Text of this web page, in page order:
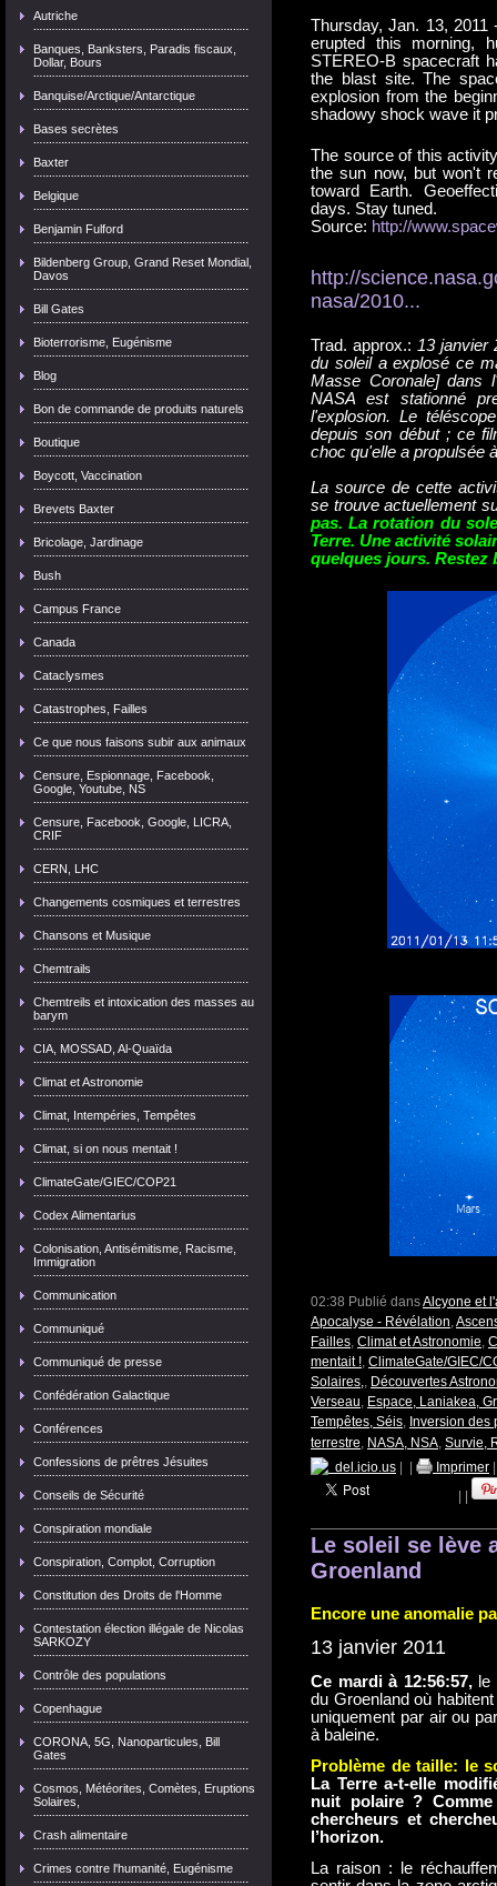
Autriche
Banques, Banksters, Paradis fiscaux,
Dollar, Bours
Banquise/Arctique/Antarctique
Bases secrètes
Baxter
Belgique
Benjamin Fulford
Bildenberg Group, Grand Reset Mondial,
Davos
Bill Gates
Bioterrorisme, Eugénisme
Blog
Bon de commande de produits naturels
Boutique
Boycott, Vaccination
Brevets Baxter
Bricolage, Jardinage
Bush
Campus France
Canada
Cataclysmes
Catastrophes, Failles
Ce que nous faisons subir aux animaux
Censure, Espionnage, Facebook,
Google, Youtube, NS
Censure, Facebook, Google, LICRA,
CRIF
CERN, LHC
Changements cosmiques et terrestres
Chansons et Musique
Chemtrails
Chemtreils et intoxication des masses au
barym
CIA, MOSSAD, Al-Quaïda
Climat et Astronomie
Climat, Intempéries, Tempêtes
Climat, si on nous mentait !
ClimateGate/GIEC/COP21
Codex Alimentarius
Colonisation, Antisémitisme, Racisme,
Immigration
Communication
Communiqué
Communiqué de presse
Confédération Galactique
Conférences
Confessions de prêtres Jésuites
Conseils de Sécurité
Conspiration mondiale
Conspiration, Complot, Corruption
Constitution des Droits de l'Homme
Contestation élection illégale de Nicolas
SARKOZY
Contrôle des populations
Copenhague
CORONA, 5G, Nanoparticules, Bill
Gates
Cosmos, Météorites, Comètes, Eruptions
Solaires,
Crash alimentaire
Crimes contre l'humanité, Eugénisme
Thursday, Jan. 13,
erupted this morning,
STEREO-B spacecraft
the blast site. The
explosion from the
shadowy shock wave it
The source of this
the sun now, but won't
toward Earth.
days. Stay tuned.
Source: http://
http://
nasa/2010...
Trad. approx.: 13 janvier
du soleil a explosé ce
Masse Coronale] dans
NASA est stationné
l'explosion. Le
depuis son début ; ce
choc qu'elle a propulsée
La source de cette
se trouve actuellement
pas. La rotation du
Terre. Une activité
quelques jours. Restez
02:38 Publié dansAlcyone et
Apocalyse - Révélation,
Failles, Climat et Astronomie,
mentait !, ClimateGate/GIEC/
Solaires,, Découvertes
Verseau, Espace, Laniakea,
Tempêtes, Séis, Inversion des
terrestre, NASA, NSA, Survie,
del.icio.us
Imprimer
Le soleil se lève
Groenland
Encore une anomalie
13 janvier 2011
Ce mardi à 12:56:57,le
du Groenland où
uniquement par air ou
à baleine.
Problème de taille: le
La Terre a-t-elle
nuit polaire ?
chercheurs et
l’horizon.
La raison : le